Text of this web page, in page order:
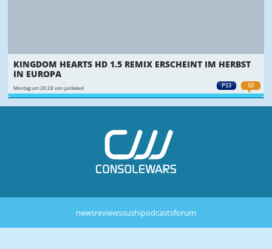
PS3 50
KINGDOM HEARTS HD 1.5 REMIX ERSCHEINT IM HERBST
IN EUROPA
Montag um 20:28 von junkiexxl
newsreviewssushipodcastsforum